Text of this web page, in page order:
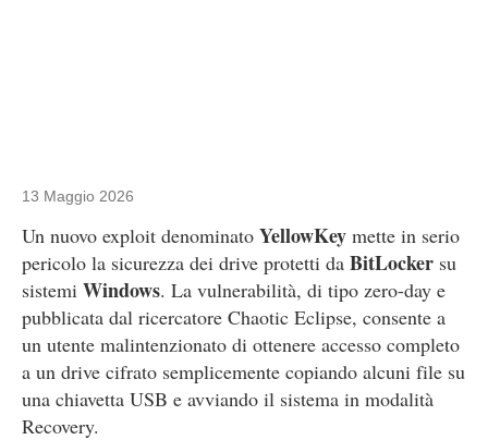
13 Maggio 2026
Un nuovo exploit denominato YellowKey mette in serio
pericolo la sicurezza dei drive protetti da BitLocker su
sistemi Windows. La vulnerabilità, di tipo zero-day e
pubblicata dal ricercatore Chaotic Eclipse, consente a
un utente malintenzionato di ottenere accesso completo
a un drive cifrato semplicemente copiando alcuni file su
una chiavetta USB e avviando il sistema in modalità
Recovery.